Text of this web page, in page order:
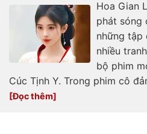
Hoa Gian
phát sóng
những tập
nhiều
bộ phim
Cúc Tịnh Y. Trong phim cô